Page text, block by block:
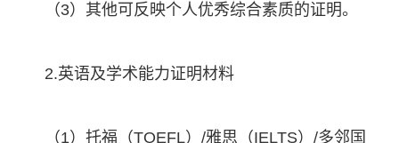
（3）其他可反映个人优秀综合素质的证明。
2.英语及学术能力证明材料
（1）托福（TOEFL）/雅思（IELTS）/多邻国